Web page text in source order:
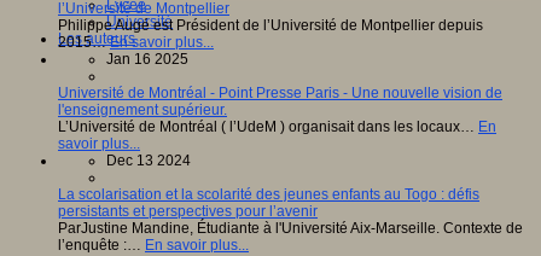
Lycée
Université
Les auteurs
l’Université de Montpellier
Philippe Augé est Président de l’Université de Montpellier depuis
2015…En savoir plus...
Jan 16 2025
Université de Montréal - Point Presse Paris - Une nouvelle vision de
l'enseignement supérieur.
L’Université de Montréal ( l’UdeM ) organisait dans les locaux… En
savoir plus...
Dec 13 2024
La scolarisation et la scolarité des jeunes enfants au Togo : défis
persistants et perspectives pour l’avenir
ParJustine Mandine, Étudiante à l'Université Aix-Marseille. Contexte de
l’enquête :… En savoir plus...